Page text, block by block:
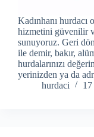
Kadınhanı hurdacı
hizmetini güvenilir
sunuyoruz. Geri
ile demir, bakır,
hurdalarınızı
yerinizden ya da
hurdaci